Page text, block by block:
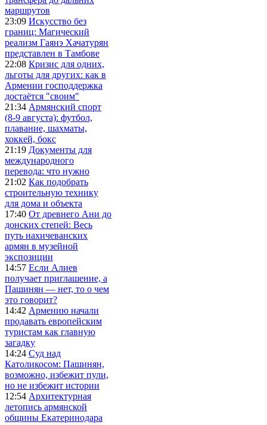
маршрутов
23:09 Искусство без
границ: Магический
реализм Гаянэ Хачатурян
представлен в Тамбове
22:08 Кризис для одних,
льготы для других: как в
Армении господдержка
достаётся "своим"
21:34 Армянский спорт
(8-9 августа): футбол,
плавание, шахматы,
хоккей, бокс
21:19 Документы для
международного
перевода: что нужно
21:02 Как подобрать
строительную технику
для дома и объекта
17:40 От древнего Ани до
донских степей: Весь
путь нахичеванских
армян в музейной
экспозиции
14:57 Если Алиев
получает приглашение, а
Пашинян — нет, то о чем
это говорит?
14:42 Армению начали
продавать европейским
туристам как главную
загадку
14:24 Суд над
Католикосом: Пашинян,
возможно, избежит пули,
но не избежит истории
12:54 Архитектурная
летопись армянской
общины Екатеринодара